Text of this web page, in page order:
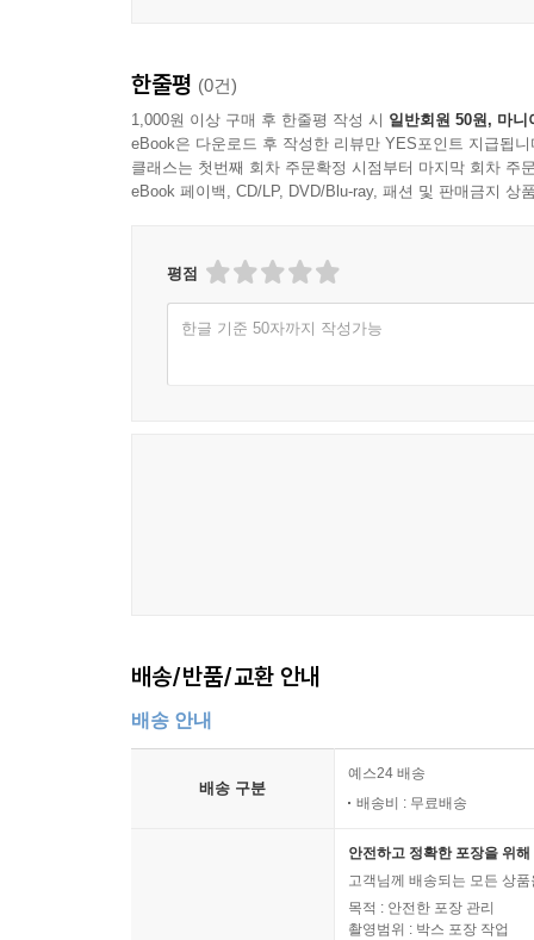
한줄평 (0건)
1,000원 이상 구매 후 한줄평 작성 시 일반회원 50원, 마니
eBook은 다운로드 후 작성한 리뷰만 YES포인트 지급됩니
클래스는 첫번째 회차 주문확정 시점부터 마지막 회차 주
eBook 페이백, CD/LP, DVD/Blu-ray, 패션 및 판매금지 상
평점
한글 기준 50자까지 작성가능
배송/반품/교환 안내
배송 안내
배송 구분
예스24 배송
배송비 : 무료배송
안전하고 정확한 포장을 위
고객님께 배송되는 모든 상
목적 : 안전한 포장 관리
촬영범위 : 박스 포장 작업